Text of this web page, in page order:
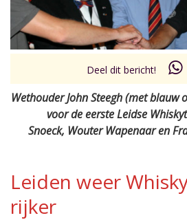
Deel dit bericht!
Wethouder John Steegh (met blauw
voor de eerste Leidse
Snoeck, Wouter Wapenaar en
Leiden weer
rijker